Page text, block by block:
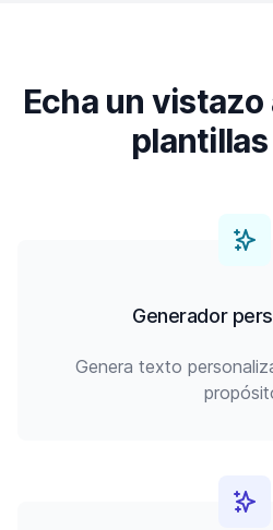
Echa un
plantillas
Generador
Genera texto